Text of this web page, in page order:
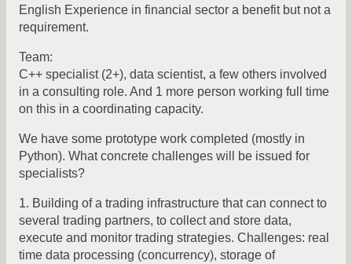
English Experience in financial sector a benefit but not a
requirement.
Team:
C++ specialist (2+), data scientist, a few others involved
in a consulting role. And 1 more person working full time
on this in a coordinating capacity.
We have some prototype work completed (mostly in
Python). What concrete challenges will be issued for
specialists?
1. Building of a trading infrastructure that can connect to
several trading partners, to collect and store data,
execute and monitor trading strategies. Challenges: real
time data processing (concurrency), storage of